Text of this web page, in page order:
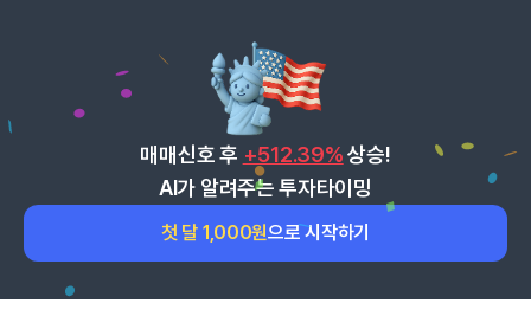
매매신호 후 +512.39% 상승!
AI가 알려주는 투자타이밍
첫 달 1,000원으로 시작하기